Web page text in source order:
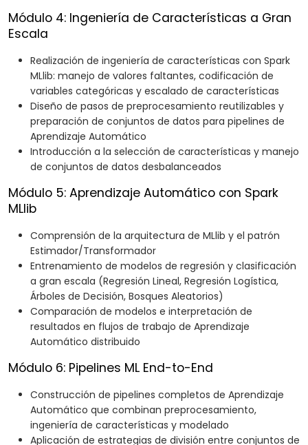
Módulo 4: Ingeniería de Características a Gran
Escala
Realización de ingeniería de características con Spark
MLlib: manejo de valores faltantes, codificación de
variables categóricas y escalado de características
Diseño de pasos de preprocesamiento reutilizables y
preparación de conjuntos de datos para pipelines de
Aprendizaje Automático
Introducción a la selección de características y manejo
de conjuntos de datos desbalanceados
Módulo 5: Aprendizaje Automático con Spark
MLlib
Comprensión de la arquitectura de MLlib y el patrón
Estimador/Transformador
Entrenamiento de modelos de regresión y clasificación
a gran escala (Regresión Lineal, Regresión Logística,
Árboles de Decisión, Bosques Aleatorios)
Comparación de modelos e interpretación de
resultados en flujos de trabajo de Aprendizaje
Automático distribuido
Módulo 6: Pipelines ML End-to-End
Construcción de pipelines completos de Aprendizaje
Automático que combinan preprocesamiento,
ingeniería de características y modelado
Aplicación de estrategias de división entre conjuntos de